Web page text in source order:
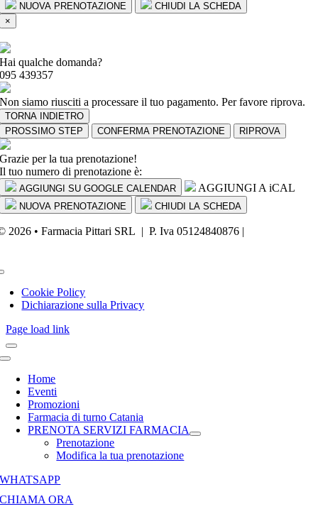
NUOVA PRENOTAZIONE
CHIUDI LA SCHEDA
×
Hai qualche domanda?
095 439357
Non siamo riusciti a processare il tuo pagamento. Per favore riprova.
TORNA INDIETRO
PROSSIMO STEP
CONFERMA PRENOTAZIONE RIPROVA
Grazie per la tua prenotazione!
Il tuo numero di prenotazione è:
AGGIUNGI SU GOOGLE CALENDAR AGGIUNGI A iCAL
NUOVA PRENOTAZIONE CHIUDI LA SCHEDA
2026 • Farmacia Pittari SRL | P. Iva 05124840876 |
Cookie Policy
Dichiarazione sulla Privacy
Page load link
Toggle
NavigationHome
Eventi
Promozioni
Farmacia di turno Catania
PRENOTA SERVIZI FARMACIA
Prenotazione
Modifica la tua prenotazione
WHATSAPP
CHIAMA ORA